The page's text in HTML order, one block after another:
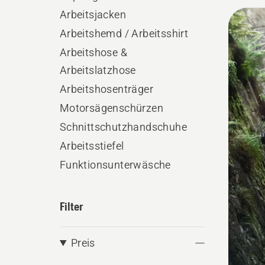
Arbeitsjacken
Arbeitshemd / Arbeitsshirt
Arbeitshose &
Arbeitslatzhose
Arbeitshosenträger
Motorsägenschürzen
Schnittschutzhandschuhe
Arbeitsstiefel
Funktionsunterwäsche
Filter
Preis
Alle